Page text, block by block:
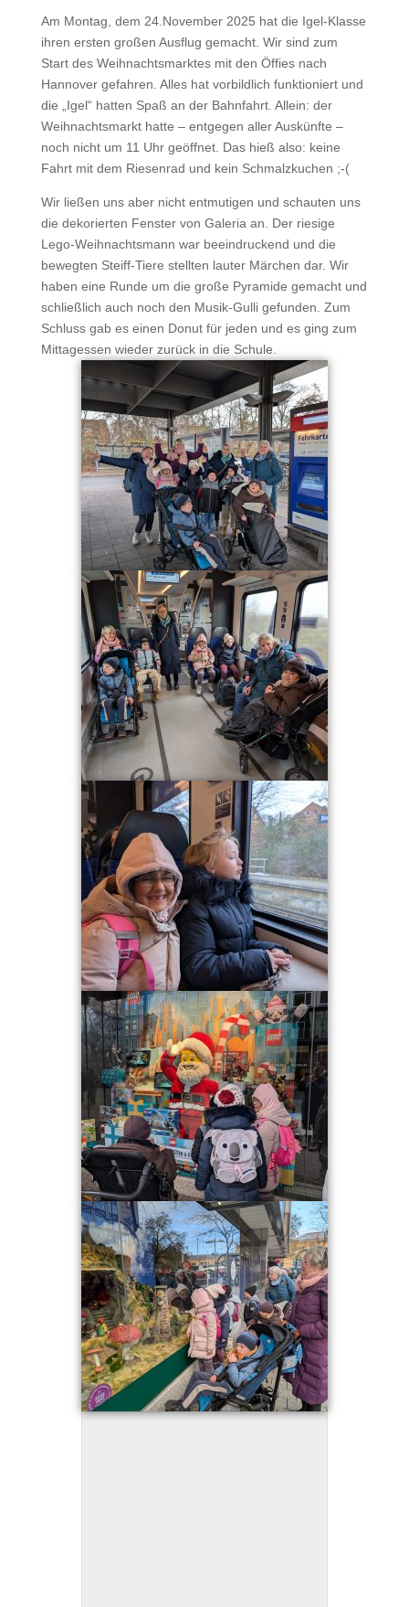
Am Montag, dem 24.November 2025 hat die Igel-Klasse
ihren ersten großen Ausflug gemacht. Wir sind zum
Start des Weihnachtsmarktes mit den Öffies nach
Hannover gefahren. Alles hat vorbildlich funktioniert und
die „Igel“ hatten Spaß an der Bahnfahrt. Allein: der
Weihnachtsmarkt hatte – entgegen aller Auskünfte –
noch nicht um 11 Uhr geöffnet. Das hieß also: keine
Fahrt mit dem Riesenrad und kein Schmalzkuchen ;-(
Wir ließen uns aber nicht entmutigen und schauten uns
die dekorierten Fenster von Galeria an. Der riesige
Lego-Weihnachtsmann war beeindruckend und die
bewegten Steiff-Tiere stellten lauter Märchen dar. Wir
haben eine Runde um die große Pyramide gemacht und
schließlich auch noch den Musik-Gulli gefunden. Zum
Schluss gab es einen Donut für jeden und es ging zum
Mittagessen wieder zurück in die Schule.